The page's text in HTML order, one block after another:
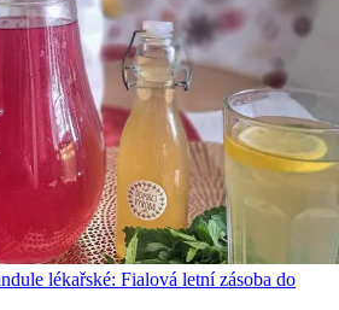
lékařské: Fialová letní zásoba do